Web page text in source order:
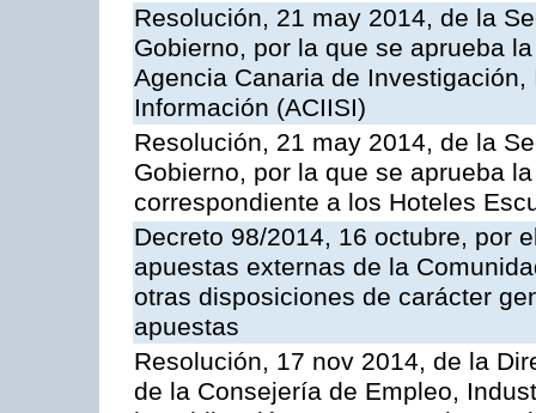
Resolución, 21 may 2014, de la
Gobierno, por la que se aprueba
Agencia Canaria de
Información (ACIISI)
Resolución, 21 may 2014, de la
Gobierno, por la que se aprueba
correspondiente a los Hoteles
Decreto 98/2014, 16 octubre, por
apuestas externas de la
otras disposiciones de carácter
apuestas
Resolución, 17 nov 2014, de la
de la Consejería de Empleo,